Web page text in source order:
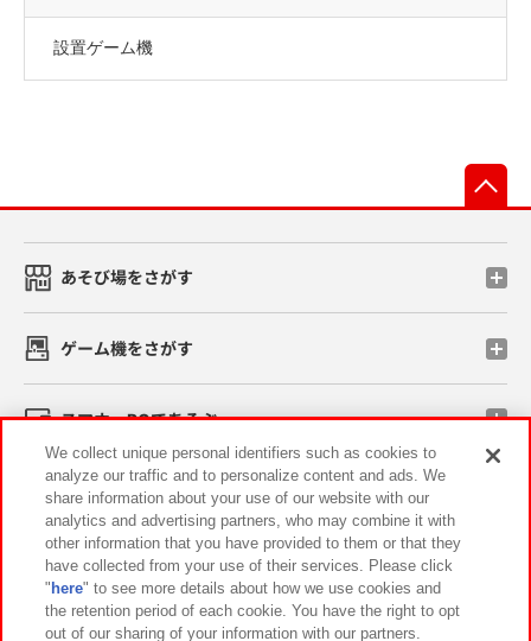
設置ゲーム機
あそび場をさがす
ゲーム機をさがす
スマホ・PCであそぶ
イベント・キャンペーン
関連会社 サステナビリティ サイトポリシー
We collect unique personal identifiers such as cookies to
analyze our traffic and to personalize content and ads. We
share information about your use of our website with our
analytics and advertising partners, who may combine it with
other information that you have provided to them or that they
have collected from your use of their services. Please click
" here" to see more details about how we use cookies and
the retention period of each cookie. You have the right to opt
out of our sharing of your information with our partners.